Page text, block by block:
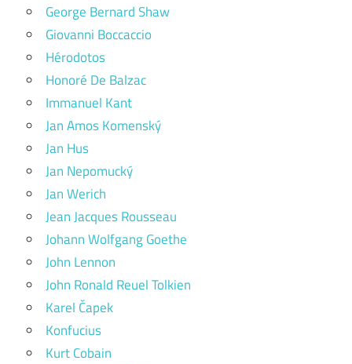
George Bernard Shaw
Giovanni Boccaccio
Hérodotos
Honoré De Balzac
Immanuel Kant
Jan Amos Komenský
Jan Hus
Jan Nepomucký
Jan Werich
Jean Jacques Rousseau
Johann Wolfgang Goethe
John Lennon
John Ronald Reuel Tolkien
Karel Čapek
Konfucius
Kurt Cobain